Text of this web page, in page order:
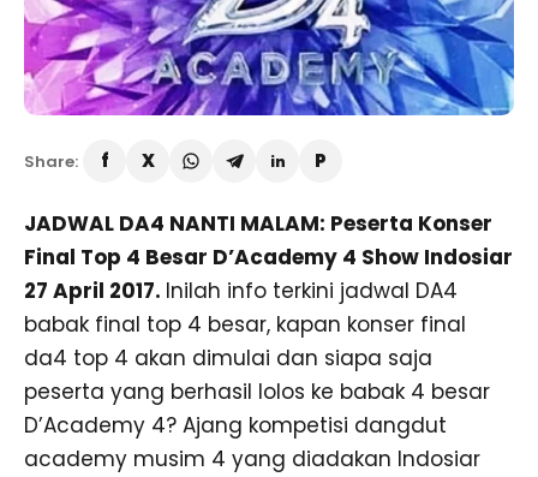
Share:
JADWAL DA4 NANTI MALAM: Peserta Konser
Final Top 4 Besar D’Academy 4 Show Indosiar
27 April 2017. Inilah info terkini jadwal DA4
babak final top 4 besar, kapan konser final
da4 top 4 akan dimulai dan siapa saja
peserta yang berhasil lolos ke babak 4 besar
D’Academy 4? Ajang kompetisi dangdut
academy musim 4 yang diadakan Indosiar